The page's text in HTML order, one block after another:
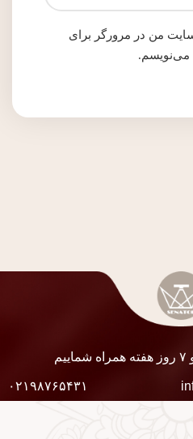
من در مرورگر برای
می‌نویسم.
۰۲۱۹۸۷۶۵۴۳۱